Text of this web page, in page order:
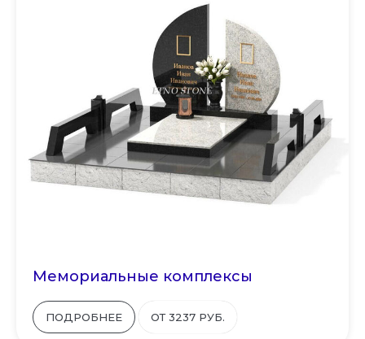
Мемориальные комплексы
ПОДРОБНЕЕ ОТ 3237 РУБ.